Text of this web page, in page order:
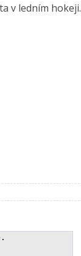
v ledním hokeji.